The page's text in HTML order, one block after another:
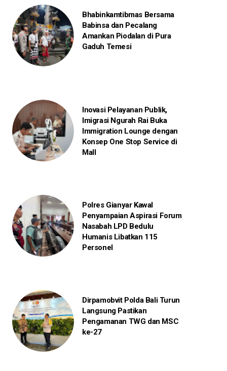
Bhabinkamtibmas Bersama
Babinsa dan Pecalang
Amankan Piodalan di Pura
Gaduh Temesi
Inovasi Pelayanan Publik,
Imigrasi Ngurah Rai Buka
Immigration Lounge dengan
Konsep One Stop Service di
Mall
Polres Gianyar Kawal
Penyampaian Aspirasi Forum
Nasabah LPD Bedulu
Humanis Libatkan 115
Personel
Dirpamobvit Polda Bali Turun
Langsung Pastikan
Pengamanan TWG dan MSC
ke-27